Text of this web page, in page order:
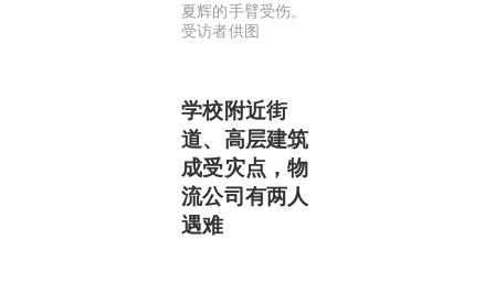
夏辉的手臂受伤。
受访者供图
学校附近街
道、高层建筑
成受灾点，物
流公司有两人
遇难